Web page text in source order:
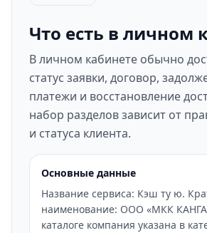
Что есть в личном
В личном кабинете обычно
статус заявки, договор,
платежи и восстановление
набор разделов зависит от
и статуса клиента.
Основные данные
Название сервиса: Кэш ту ю.
наименование: ООО «МКК
каталоге компания указана в